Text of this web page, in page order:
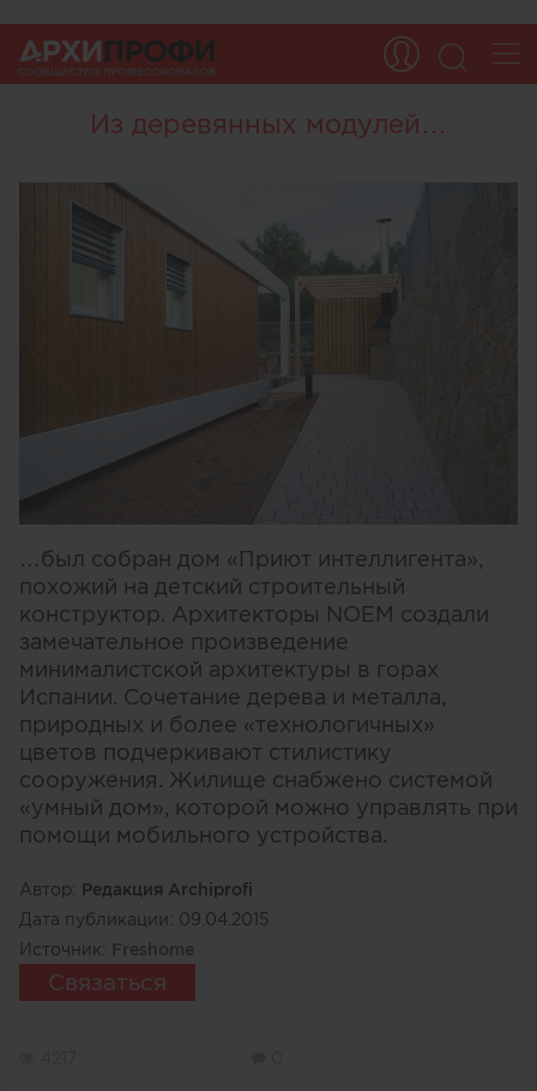
Из деревянных модулей…
…был собран дом «Приют интеллигента»,
похожий на детский строительный
конструктор. Архитекторы NOEM создали
замечательное произведение
минималистской архитектуры в горах
Испании. Сочетание дерева и металла,
природных и более «технологичных»
цветов подчеркивают стилистику
сооружения. Жилище снабжено системой
«умный дом», которой можно управлять при
помощи мобильного устройства.
Автор: Редакция Archiprofi
Дата публикации: 09.04.2015
Источник: Freshome
Связаться